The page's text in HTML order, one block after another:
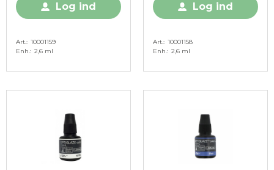
Log ind
Art. 10001159
Enh. 2,6 ml
Log ind
Art. 10001158
Enh. 2,6 ml